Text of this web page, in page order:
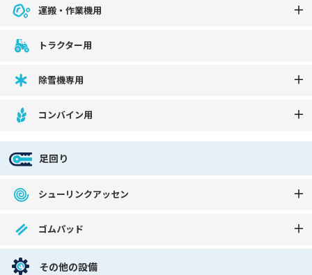
運搬・作業機用
トラクター用
除雪機専用
コンバイン用
足回り
シューリンクアッセン
ゴムパッド
その他の設備